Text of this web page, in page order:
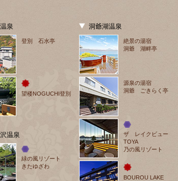
泉
登別 石水亭
望楼NOGUCHI登別
温泉
緑の風リゾート
きたゆざわ
洞爺湖温泉
絶景の湯宿
洞爺 湖畔亭
源泉の湯宿
洞爺 ごきらく亭
ザ　レイクビュー
TOYA
乃の風リゾート
BOUROU LAKE